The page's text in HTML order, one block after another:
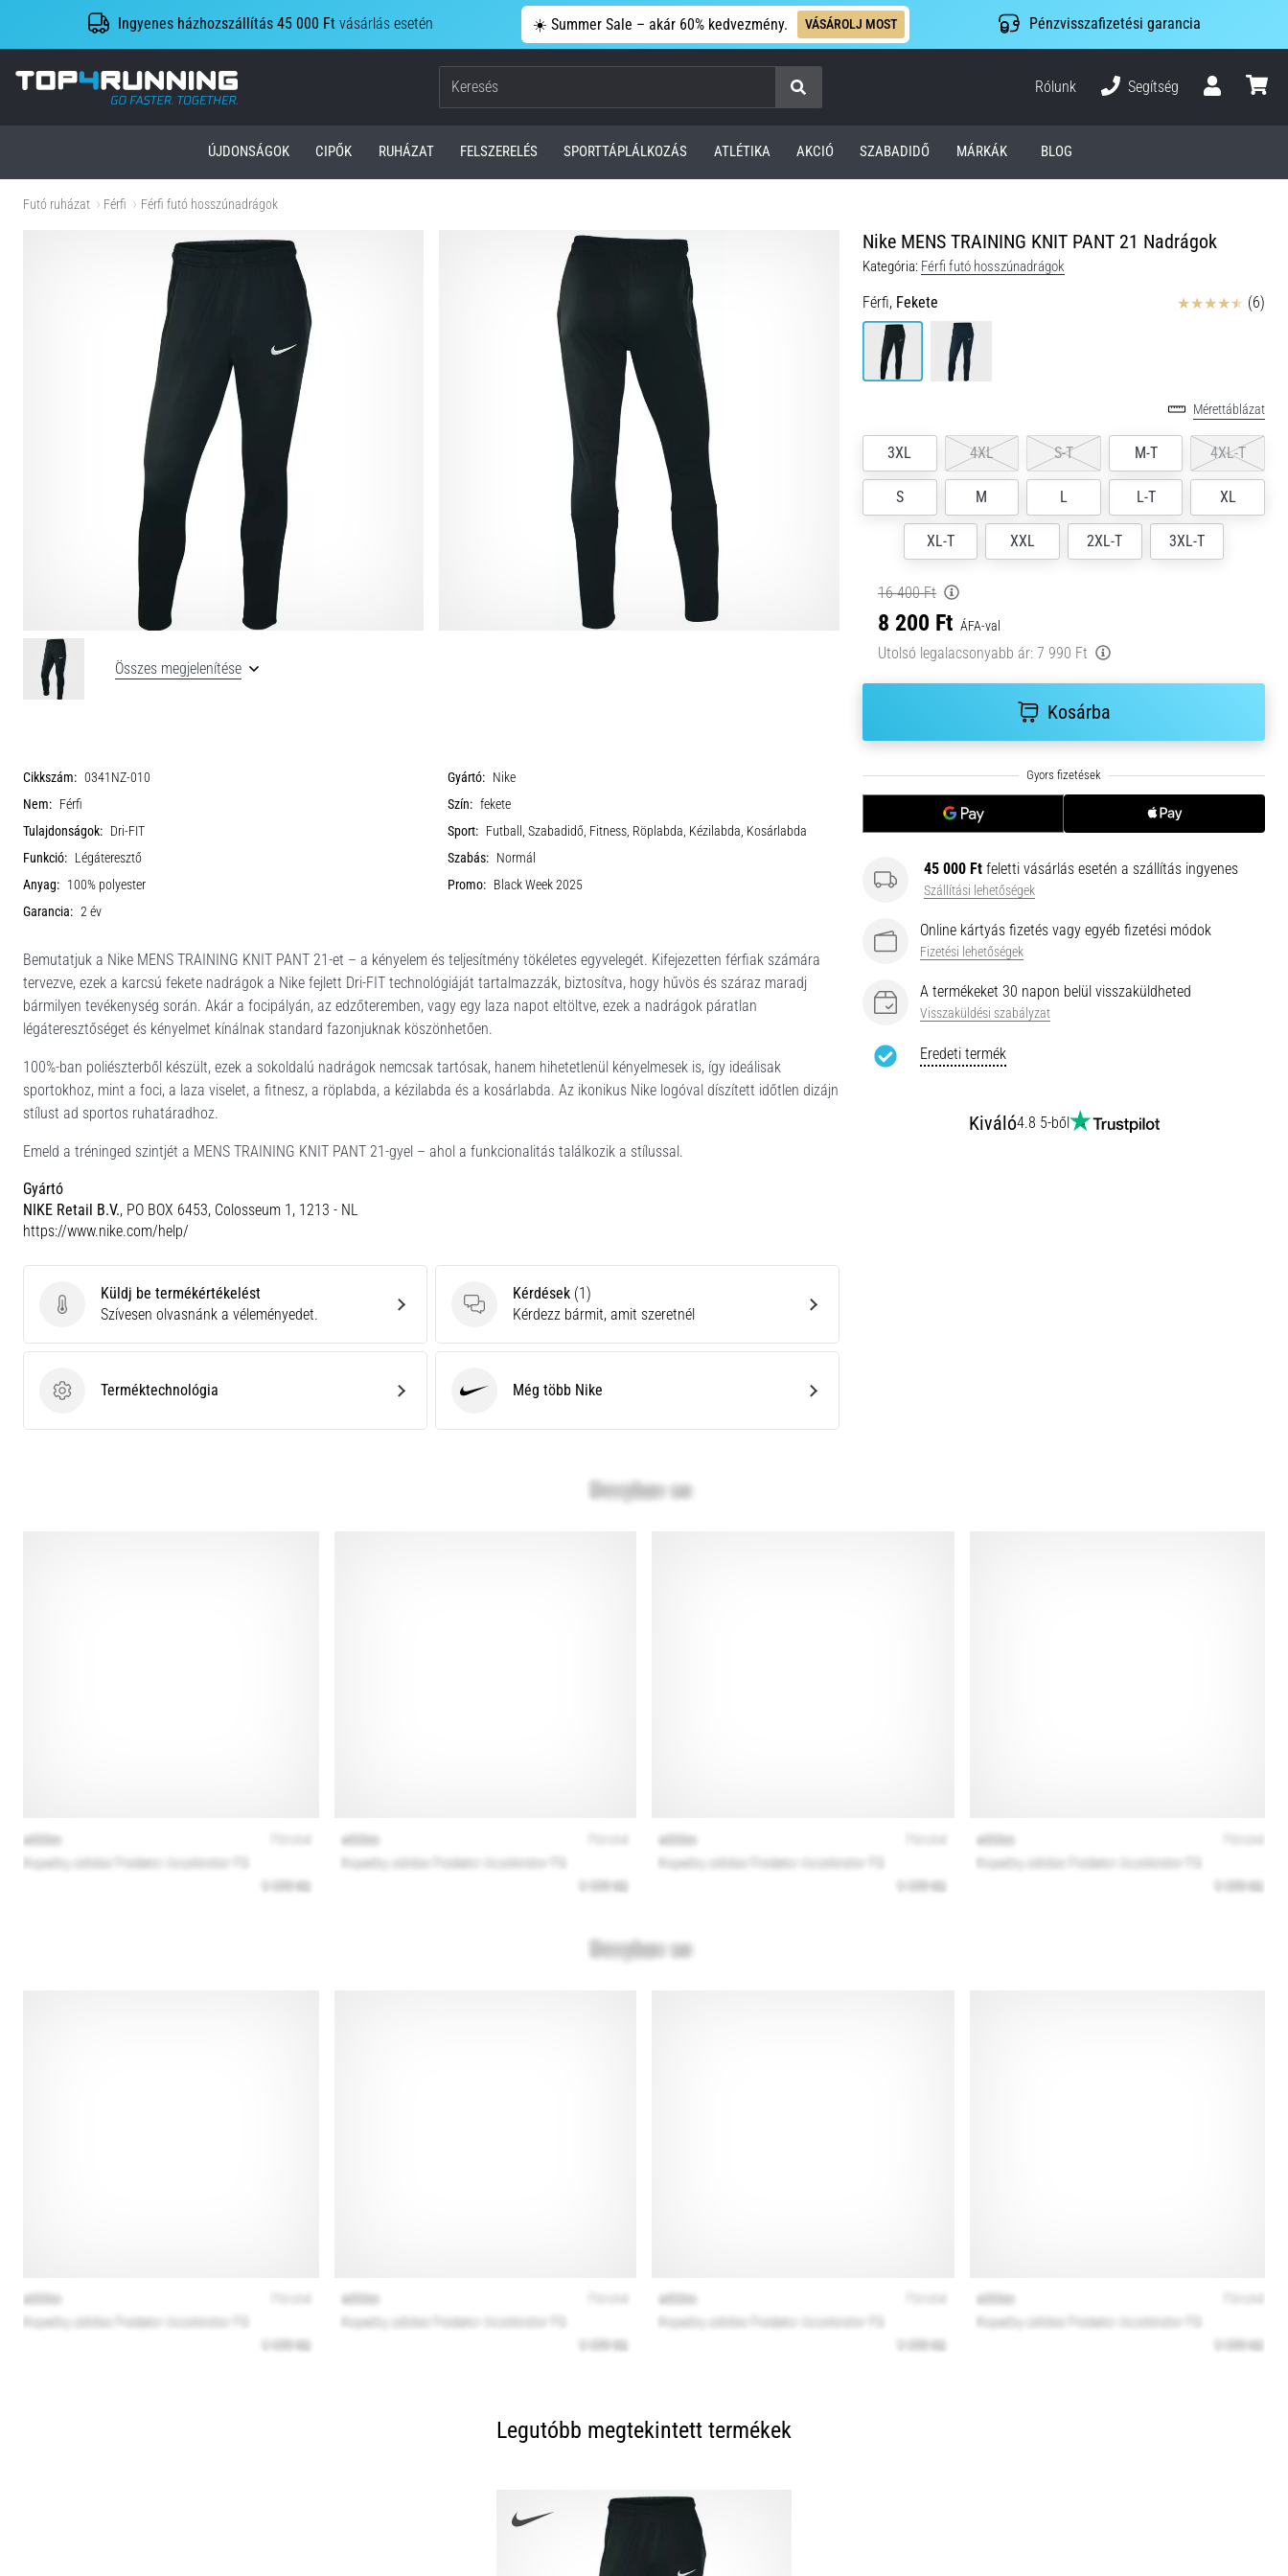
Ingyenes házhozszállítás 45 000 Ft vásárlás esetén ☀️ Summer Sale – akár 60% kedvezmény. VÁSÁROLJ MOST Pénzvisszafizetési garancia
Top4Running.hu
Keresés
Rólunk
Segítség
ÚJDONSÁGOK CIPŐK RUHÁZAT FELSZERELÉS SPORTTÁPLÁLKOZÁS ATLÉTIKA AKCIÓ SZABADIDŐ MÁRKÁK BLOG
Futó ruházat Férfi Férfi futó hosszúnadrágok
Nike MENS TRAINING KNIT PANT 21 Nadrágok
Kategória: Férfi futó hosszúnadrágok
Férfi, Fekete Értékelés (6)
Mérettáblázat
3XL 4XL S-T M-T 4XL-T
S M L L-T XL
XL-T XXL 2XL-T 3XL-T
16 400 Ft
8 200 Ft ÁFA-val
Utolsó legalacsonyabb ár: 7 990 Ft
Kosárba
45 000 Ft feletti vásárlás esetén a szállítás ingyenes
Szállítási lehetőségek
Online kártyás fizetés vagy egyéb fizetési módok
Fizetési lehetőségek
A termékeket 30 napon belül visszaküldheted
Visszaküldési szabályzat
Eredeti termék
Kiváló4.8 5-ből
Összes megjelenítése
Cikkszám: 0341NZ-010 Gyártó: Nike
Nem: Férfi Szín: fekete
Tulajdonságok: Dri-FIT Sport: Futball, Szabadidő, Fitness, Röplabda, Kézilabda, Kosárlabda
Funkció: Légáteresztő Szabás: Normál
Anyag: 100% polyester Promo: Black Week 2025
Garancia: 2 év
Bemutatjuk a Nike MENS TRAINING KNIT PANT 21-et – a kényelem és teljesítmény tökéletes egyvelegét. Kifejezetten férfiak számára
tervezve, ezek a karcsú fekete nadrágok a Nike fejlett Dri-FIT technológiáját tartalmazzák, biztosítva, hogy hűvös és száraz maradj
bármilyen tevékenység során. Akár a focipályán, az edzőteremben, vagy egy laza napot eltöltve, ezek a nadrágok páratlan
légáteresztőséget és kényelmet kínálnak standard fazonjuknak köszönhetően.
100%-ban poliészterből készült, ezek a sokoldalú nadrágok nemcsak tartósak, hanem hihetetlenül kényelmesek is, így ideálisak
sportokhoz, mint a foci, a laza viselet, a fitnesz, a röplabda, a kézilabda és a kosárlabda. Az ikonikus Nike logóval díszített időtlen dizájn
stílust ad sportos ruhatáradhoz.
Emeld a tréninged szintjét a MENS TRAINING KNIT PANT 21-gyel – ahol a funkcionalitás találkozik a stílussal.
Gyártó
NIKE Retail B.V., PO BOX 6453, Colosseum 1, 1213 - NL
https://www.nike.com/help/
Küldj be termékértékelést
Küldj be termékértékelést
Szívesen olvasnánk a véleményedet.
Kérdések
Kérdések (1)
Kérdezz bármit, amit szeretnél
Terméktechnológia
Terméktechnológia Még több Nike
Legutóbb megtekintett termékek